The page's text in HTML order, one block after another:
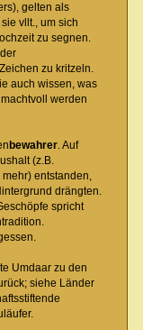
gelten als
vllt., um sich
zu segnen.
zu kritzeln.
auch wissen, was
werden
bewahrer. Auf
(z.B.
entstanden,
drängten.
spricht
Umdaar zu den
siehe Länder